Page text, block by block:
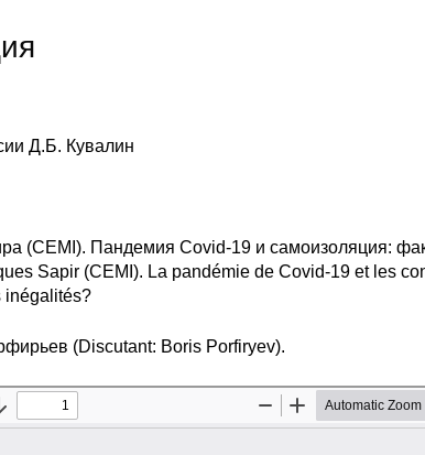
Д.Б. Кувалин
(CEMI). Пандемия Covid-19 и самоизоляция:
Sapir (CEMI). La pandémie de Covid-19 et les
inégalités?
(Discutant: Boris Porfiryev).